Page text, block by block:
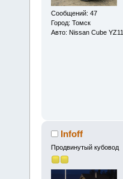
Сообщений: 47
Город: Томск
Авто: Nissan Cube YZ11
Infoff
Продвинутый кубовод